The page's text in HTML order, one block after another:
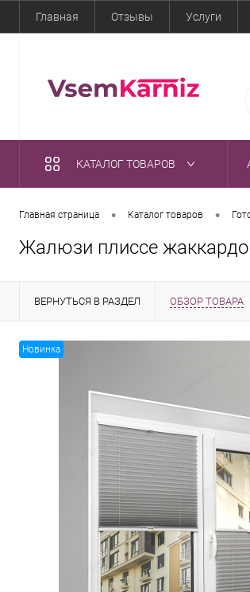
Главная Отзывы Услуги
КАТАЛОГ ТОВАРОВ
Главная страница • Каталог товаров •
Жалюзи плиссе
ВЕРНУТЬСЯ В РАЗДЕЛ ОБЗОР ТОВАРА
Новинка